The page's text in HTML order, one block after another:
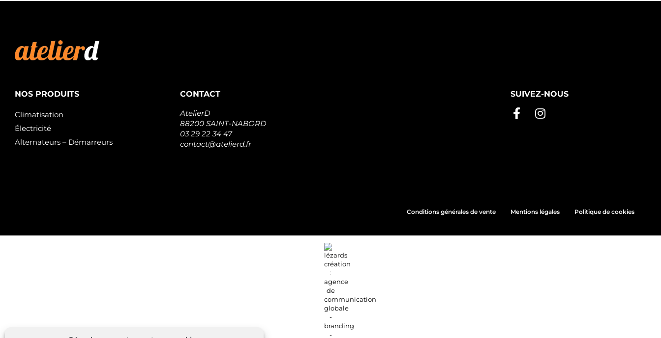
NOS PRODUITS
Climatisation
Électricité
Alternateurs – Démarreurs
CONTACT
AtelierD
88200 SAINT-NABORD
03 29 22 34 47
contact@atelierd.fr
SUIVEZ-NOUS
Conditions générales de vente Mentions légales Politique de cookies